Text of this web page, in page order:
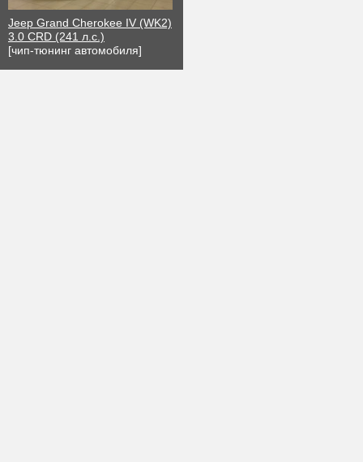
Jeep Grand Cherokee IV (WK2)
3.0 CRD (241 л.с.)
[чип-тюнинг автомобиля]